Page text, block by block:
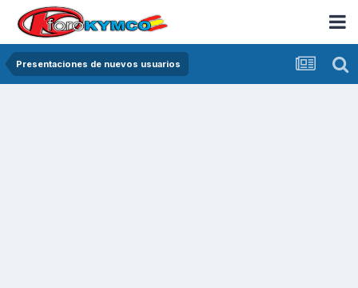
Presentaciones de nuevos usuarios